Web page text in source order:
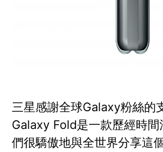
三星感謝全球Galaxy粉絲的
Galaxy Fold是一款歷經時
們很驕傲地與全世界分享這